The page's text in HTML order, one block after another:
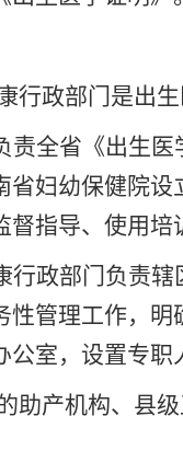
行政部门是出
责全省《出生
省妇幼保健院
督指导、使用
行政部门负责
性管理工作，
公室，设置专
助产机构、县